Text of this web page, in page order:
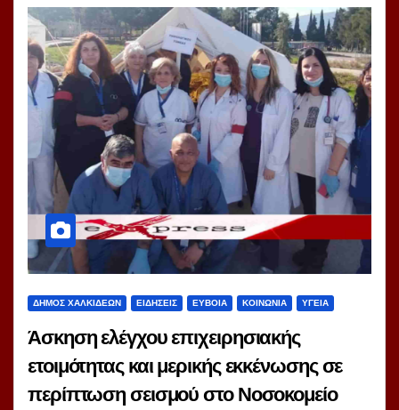
ΔΗΜΟΣ ΧΑΛΚΙΔΕΩΝ ΕΙΔΗΣΕΙΣ ΕΥΒΟΙΑ ΚΟΙΝΩΝΙΑ ΥΓΕΙΑ
Άσκηση ελέγχου επιχειρησιακής
ετοιμότητας και μερικής εκκένωσης σε
περίπτωση σεισμού στο Νοσοκομείο